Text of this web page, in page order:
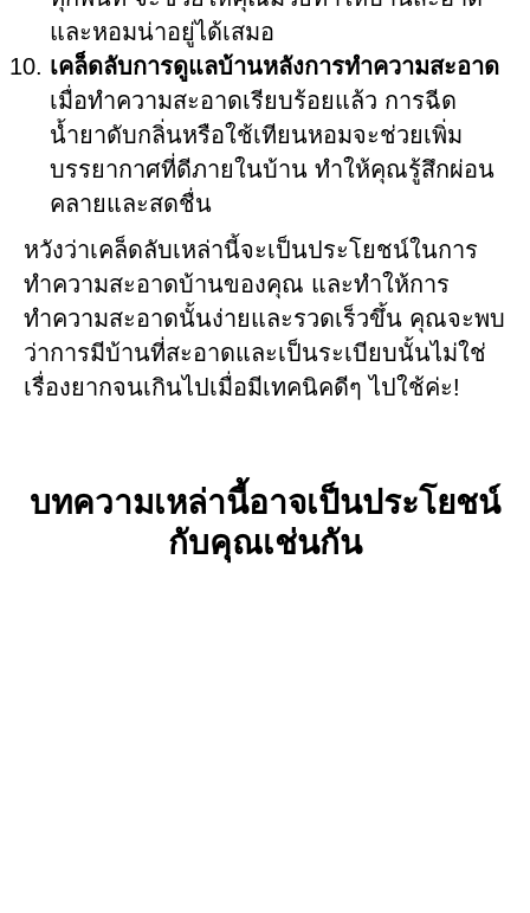
และหอมน่าอยู่ได้เสมอ
เคล็ดลับการดูแลบ้านหลังการทำความสะอาด
เมื่อทำความสะอาดเรียบร้อยแล้ว การฉีด
น้ำยาดับกลิ่นหรือใช้เทียนหอมจะช่วยเพิ่ม
บรรยากาศที่ดีภายในบ้าน ทำให้คุณรู้สึกผ่อน
คลายและสดชื่น
หวังว่าเคล็ดลับเหล่านี้จะเป็นประโยชน์ในการ
ทำความสะอาดบ้านของคุณ และทำให้การ
ทำความสะอาดนั้นง่ายและรวดเร็วขึ้น คุณจะพบ
ว่าการมีบ้านที่สะอาดและเป็นระเบียบนั้นไม่ใช่
เรื่องยากจนเกินไปเมื่อมีเทคนิคดีๆ ไปใช้ค่ะ!
บทความเหล่านี้อาจเป็นประโยชน์
กับคุณเช่นกัน